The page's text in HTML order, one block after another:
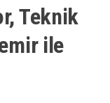
Teknik
ile